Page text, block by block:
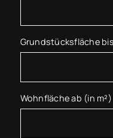
Grundstücksfläche
Wohnfläche ab (in m²)